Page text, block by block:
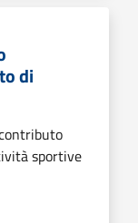
di
sportive